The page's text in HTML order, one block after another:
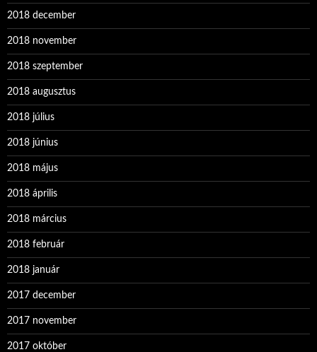
2018 december
2018 november
2018 szeptember
2018 augusztus
2018 július
2018 június
2018 május
2018 április
2018 március
2018 február
2018 január
2017 december
2017 november
2017 október